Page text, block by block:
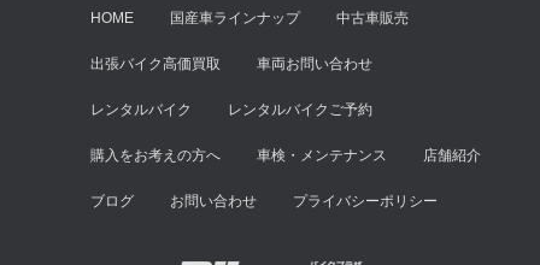
HOME 国産車ラインナップ 中古車販売
出張バイク高価買取 車両お問い合わせ
レンタルバイク レンタルバイクご予約
購入をお考えの方へ 車検・メンテナンス 店舗紹介
ブログ お問い合わせ プライバシーポリシー